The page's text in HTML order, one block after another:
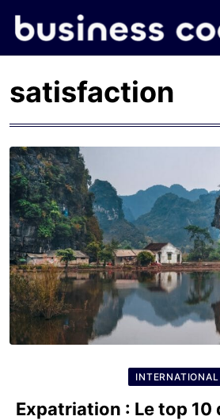
satisfaction
INTERNATIONAL
Expatriation : Le top 10